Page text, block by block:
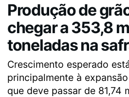
Produção de
chegar a 353,8
toneladas na
Crescimento esperado
principalmente à
que deve passar de 81,74